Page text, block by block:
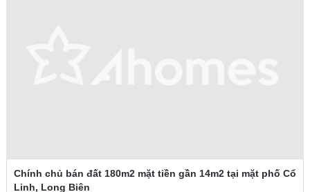
Chính chủ bán đất 180m2 mặt tiền gần 14m2 tại mặt phố Cổ
Linh, Long Biên